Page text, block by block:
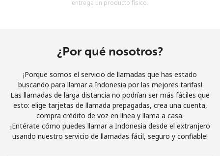
Al abrir una cuenta en este sitio web, estoy de acuerdo con
Únete
¡Hola!
Inicia sesión o REGÍSTRATE →
entrega un producto físico.
¿Por qué nosotros?
¡Porque somos el servicio de llamadas que has estado
buscando para llamar a Indonesia por las mejores tarifas!
Las llamadas de larga distancia no podrían ser más fáciles que
esto: elige tarjetas de llamada prepagadas, crea una cuenta,
compra crédito de voz en línea y llama a casa.
¡Entérate cómo puedes llamar a Indonesia desde el extranjero
usando nuestro servicio de llamadas fácil, seguro y confiable!